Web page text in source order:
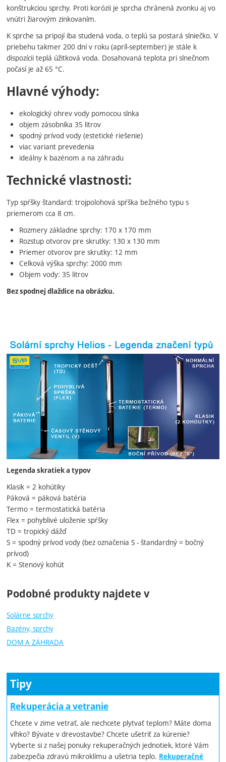
konštrukciou sprchy. Proti korózii je sprcha chránená zvonku aj vo
vnútri žiarovým zinkovaním.
K sprche sa pripojí iba studená voda, o teplú sa postará slniečko. V
priebehu takmer 200 dní v roku (apríl-september) je stále k
dispozícii teplá úžitková voda. Dosahovaná teplota pri slnečnom
počasí je až 65 °C.
Hlavné výhody:
ekologický ohrev vody pomocou slnka
objem zásobníka 35 litrov
spodný prívod vody (estetické riešenie)
viac variant prevedenia
ideálny k bazénom a na záhradu
Technické vlastnosti:
Typ spŕšky štandard: trojpolohová spŕška bežného typu s
priemerom cca 8 cm.
Rozmery základne sprchy: 170 x 170 mm
Rozstup otvorov pre skrutky: 130 x 130 mm
Priemer otvorov pre skrutky: 12 mm
Celková výška sprchy: 2000 mm
Objem vody: 35 litrov
Bez spodnej dlaždice na obrázku.
Legenda skratiek a typov
Klasik = 2 kohútiky
Páková = páková batéria
Termo = termostatická batéria
Flex = pohyblivé uloženie spŕšky
TD = tropický dážď
S = spodný prívod vody (bez označenia S - štandardný = bočný
prívod)
K = Stenový kohút
Podobné produkty najdete v
Solárne sprchy
Bazény, sprchy
DOM A ZÁHRADA
Tipy
Rekuperácia a vetranie
Chcete v zime vetrať, ale nechcete plytvať teplom? Máte doma
vlhko? Bývate v drevostavbe? Chcete ušetriť za kúrenie?
Vyberte si z našej ponuky rekuperačných jednotiek, ktoré Vám
zabezpečia zdravú mikroklímu a ušetria teplo. Rekuperačné